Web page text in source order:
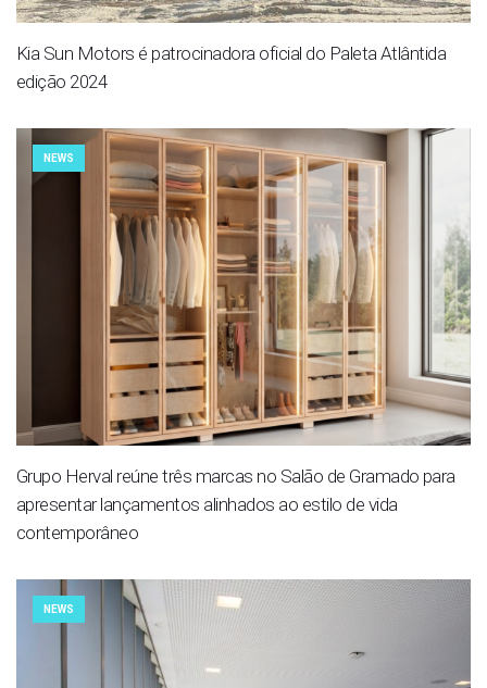
Kia Sun Motors é patrocinadora oficial do Paleta Atlântida
edição 2024
NEWS
Grupo Herval reúne três marcas no Salão de Gramado para
apresentar lançamentos alinhados ao estilo de vida
contemporâneo
NEWS